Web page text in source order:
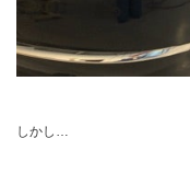
しかし…